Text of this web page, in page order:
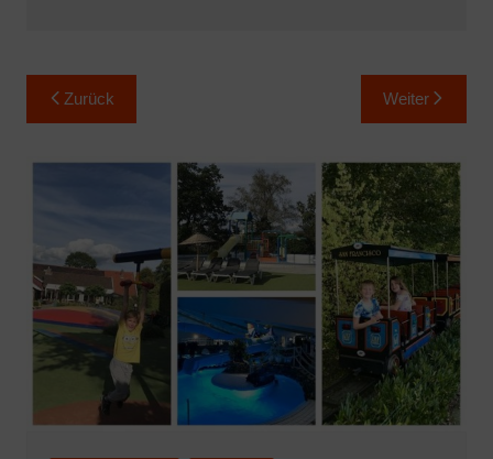
Beitragsnavigation
Zurück Weiter